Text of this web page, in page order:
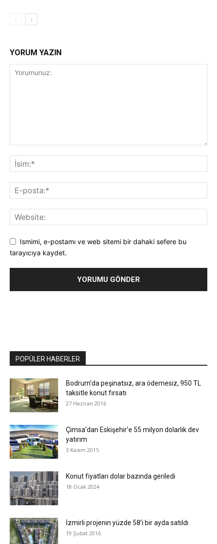
YORUM YAZIN
Ismimi, e-postamı ve web sitemi bir dahaki sefere bu
tarayıcıya kaydet.
POPÜLER HABERLER
Bodrum’da peşinatsız, ara ödemesiz, 950 TL
taksitle konut fırsatı
27 Haziran 2016
Çimsa’dan Eskişehir’e 55 milyon dolarlık dev
yatırım
3 Kasım 2015
Konut fiyatları dolar bazında geriledi
18 Ocak 2024
İzmirli projenin yüzde 58’i bir ayda satıldı
19 Şubat 2016